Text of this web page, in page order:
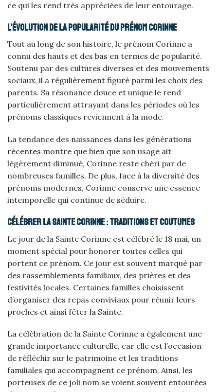
ce qui les rend très appréciées de leur entourage.
L’évolution de la popularité du prénom Corinne
Tout au long de son histoire, le prénom Corinne a
connu des hauts et des bas en termes de popularité.
Soutenu par des cultures diverses et des mouvements
sociaux, il a régulièrement figuré parmi les choix des
parents. Sa résonance douce et unique le rend
particulièrement attrayant dans les périodes où les
prénoms classiques reviennent à la mode.
La tendance des naissances dans les générations
récentes montre que bien que son usage ait
légèrement diminué, Corinne reste chéri par de
nombreuses familles. De plus, face à la diversité des
prénoms modernes, Corinne conserve une essence
intemporelle qui continue de séduire.
Célébrer la Sainte Corinne : traditions et coutumes
Le jour de la Sainte Corinne est célébré le 18 mai, un
moment spécial pour honorer toutes celles qui
portent ce prénom. Ce jour est souvent marqué par
des rassemblements familiaux, des prières et des
festivités locales. Certaines familles choisissent
d’organiser des repas conviviaux pour réunir leurs
proches et ainsi fêter la Sainte.
La célébration de la Sainte Corinne a également une
grande importance culturelle, car elle est l’occasion
de réfléchir sur le patrimoine et les traditions
familiales qui accompagnent ce prénom. Ainsi, les
porteuses de ce joli nom se voient souvent entourées